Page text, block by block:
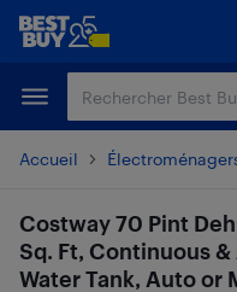
Passer
principal
Passer
Accueil
Costway 70 Pint
Sq. Ft, Continuous
Water Tank, Auto or